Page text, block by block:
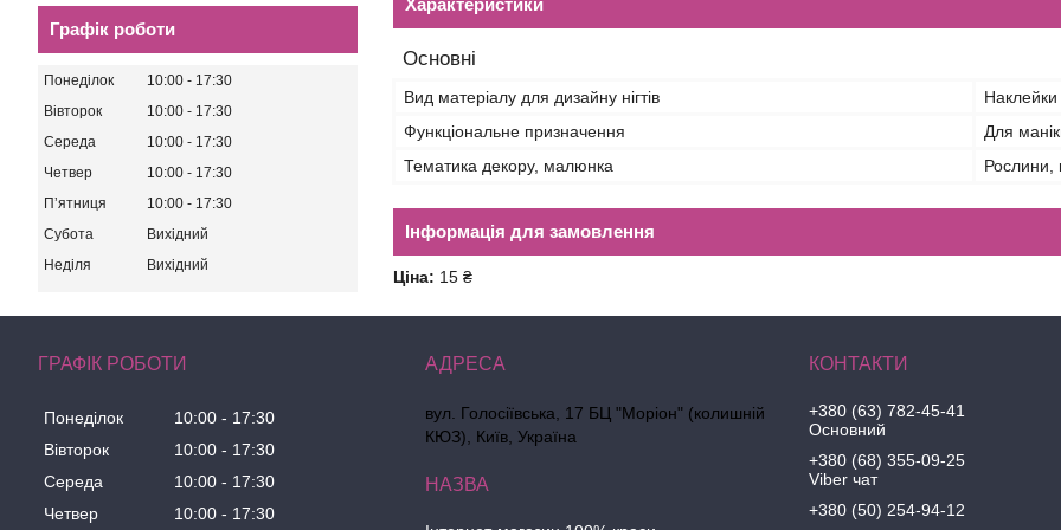
Характеристики
Основні
Вид матеріалу для дизайну нігтів
Наклейки
Функціональне призначення
Для
Тематика декору, малюнка
Рослини,
Інформація для замовлення
Ціна: 15 ₴
Графік роботи
Понеділок 10:00
17:30
Вівторок
10:00
17:30
Середа
10:00
17:30
Четвер
10:00
17:30
Пʼятниця
10:00
17:30
Субота
Вихідний
Неділя
Вихідний
ГРАФІК РОБОТИ
Понеділок 10:00
17:30
Вівторок
10:00
17:30
Середа
10:00
17:30
Четвер
10:00 17:30
вул. Голосіївська, 17 БЦ "Моріон" (колишній
КЮЗ), Київ, Україна
+380 (63) 782-45-41
Основний
+380 (68) 355-09-25
Viber чат
+380 (50) 254-94-12